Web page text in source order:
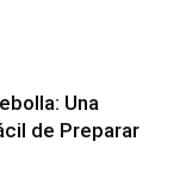
Una
de Preparar